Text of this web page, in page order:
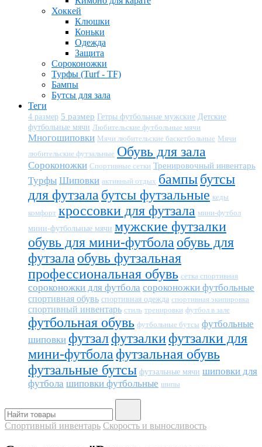
Хоккей
Клюшки
Коньки
Одежда
Защита
Сороконожки
Турфы (Turf - TF)
Бампы
Бутсы для зала
Теги
4 размер 5 размер Гетры футбольные мужские Детские
футбольные мячи Любительские футбольные мячи
Многошиповки Мячи любительские баскетбольные Мячи
любительские футзальные Обувь для зала
Сороконожки Спортивные сетки Тренировочный инвентарь
Турфы Шиповки активный отдых бампыбутсы
для футзала бутсы футзальные кеды
комфорт кроссовки для футзала мини-футбол
мини-футбольные мячи мужские футзалки
обувь для мини-футбола обувь для
футзала обувь футзальная
профессиональная обувь сетка спортивная
сороконожки для футбола сороконожки футбольные
спортивная обувь спортивная одежда спортивная экипировка
спортивный инвентарь стиль тренировки футбол в зале
футбольная обувь футбольные бутсы футбольные
шиповки футзалфутзалкифутзалки для
мини-футбола футзальная обувь
футзальные бутсы футзальные мячи шиповки для
футбола шиповки футбольные шипы
Спортивный инвентарь Скорость и выносливость